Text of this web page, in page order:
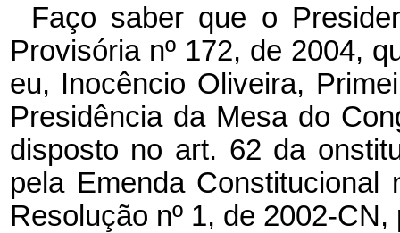
Faço saber que o
Provisória nº 172, de 2004,
eu, Inocêncio Oliveira,
Presidência da Mesa do
disposto no art. 62 da
pela Emenda
Resolução nº 1, de 2002-